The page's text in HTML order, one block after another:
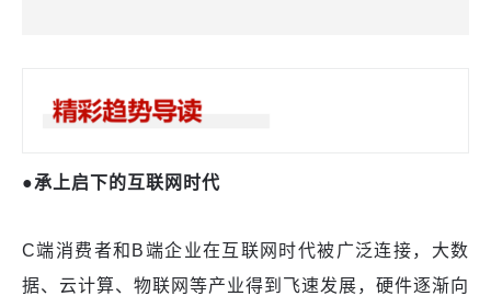
●承上启下的互联网时代
C端消费者和B端企业在互联网时代被广泛连接，大数
据、云计算、物联网等产业得到飞速发展，硬件逐渐向